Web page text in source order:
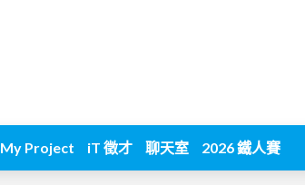
My Project iT 徵才 聊天室 2026 鐵人賽